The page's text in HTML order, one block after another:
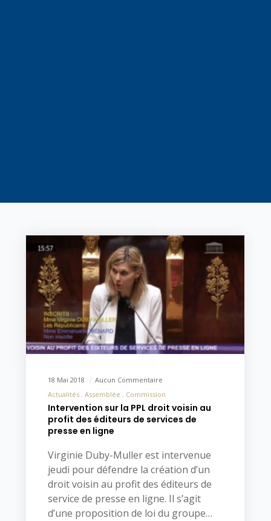
18 Mai 2018
Aucun Commentaire
Actualités
Assemblée Commission
Intervention sur la PPL droit voisin au
profit des éditeurs de services de
presse en ligne
Virginie Duby-Muller est intervenue
jeudi pour défendre la création d’un
droit voisin au profit des éditeurs de
service de presse en ligne. Il s’agit
d’une proposition de loi du groupe…